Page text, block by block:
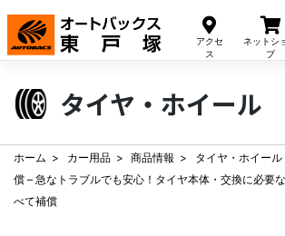
アクセ
ス
ネットシ
プ
Skip
content
タイヤ・ホイール
ホーム カー用品 商品情報 タイヤ・ホイール
償 – 急なトラブルでも安心！タイヤ本体・交換に必要
べて補償